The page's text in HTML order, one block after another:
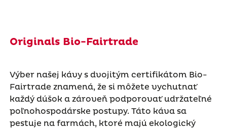
Originals Bio-Fairtrade
Výber našej kávy s dvojitým certifikátom Bio-
Fairtrade znamená, že si môžete vychutnať
každý dúšok a zároveň podporovať udržateľné
poľnohospodárske postupy. Táto káva sa
pestuje na farmách, ktoré majú ekologický